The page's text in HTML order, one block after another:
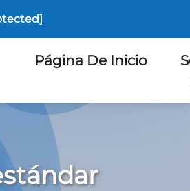
Página De Inicio